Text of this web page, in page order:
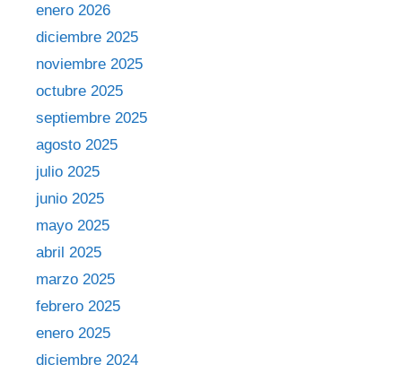
enero 2026
diciembre 2025
noviembre 2025
octubre 2025
septiembre 2025
agosto 2025
julio 2025
junio 2025
mayo 2025
abril 2025
marzo 2025
febrero 2025
enero 2025
diciembre 2024